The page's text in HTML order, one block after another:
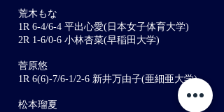
荒木もな
1R 6-4/6-4 平出心愛(日本女子体育大学)
2R 1-6/0-6 小林杏菜(早稲田大学)
菅原悠
1R 6(6)-7/6-1/2-6 新井万由子(亜細亜大学)
松本瑠夏